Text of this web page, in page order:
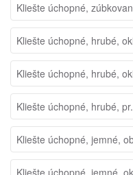
Kliešte úchopné,
Kliešte úchopné, hrubé,
Kliešte úchopné, hrubé,
Kliešte úchopné, hrubé,
Kliešte úchopné, jemné,
Kliešte úchopné, jemné,